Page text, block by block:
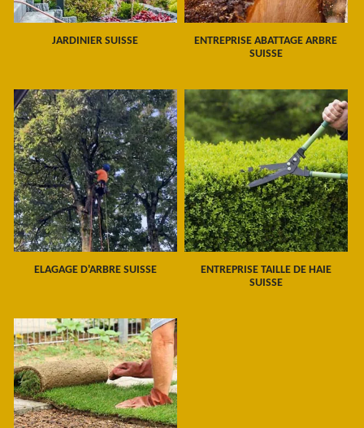
JARDINIER SUISSE
ENTREPRISE ABATTAGE ARBRE
SUISSE
ELAGAGE D'ARBRE SUISSE
ENTREPRISE TAILLE DE HAIE
SUISSE